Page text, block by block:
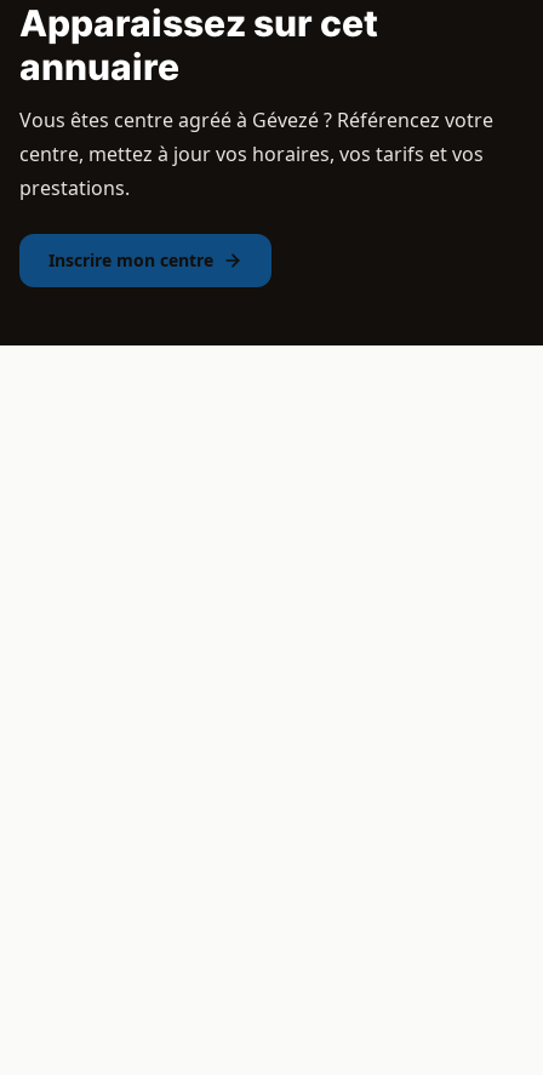
Apparaissez sur cet
annuaire
Vous êtes centre agréé à Gévezé ? Référencez votre
centre, mettez à jour vos horaires, vos tarifs et vos
prestations.
Inscrire mon centre